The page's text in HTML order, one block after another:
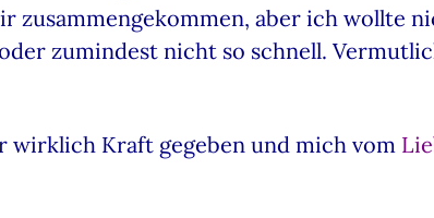
zusammengekommen, aber ich wollte
zumindest nicht so schnell.
wirklich Kraft gegeben und mich vom